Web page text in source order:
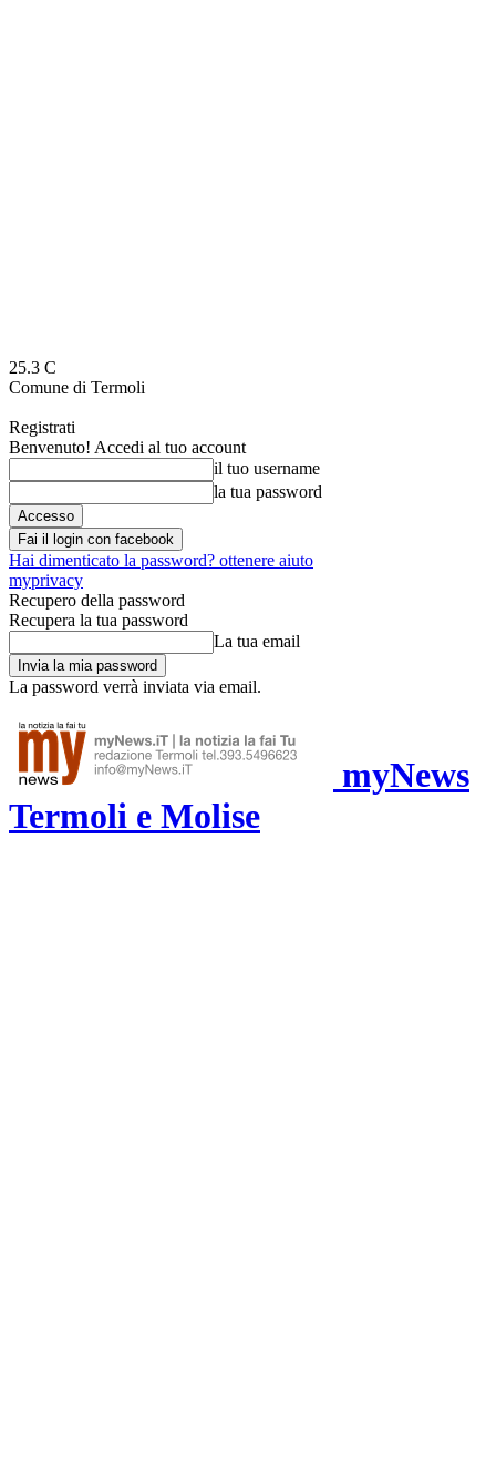
25.3 C
Comune di Termoli
Registrati
Benvenuto! Accedi al tuo account
il tuo username
la tua password
Fai il login con facebook
Hai dimenticato la password? ottenere aiuto
myprivacy
Recupero della password
Recupera la tua password
La tua email
La password verrà inviata via email.
myNews
Termoli e Molise